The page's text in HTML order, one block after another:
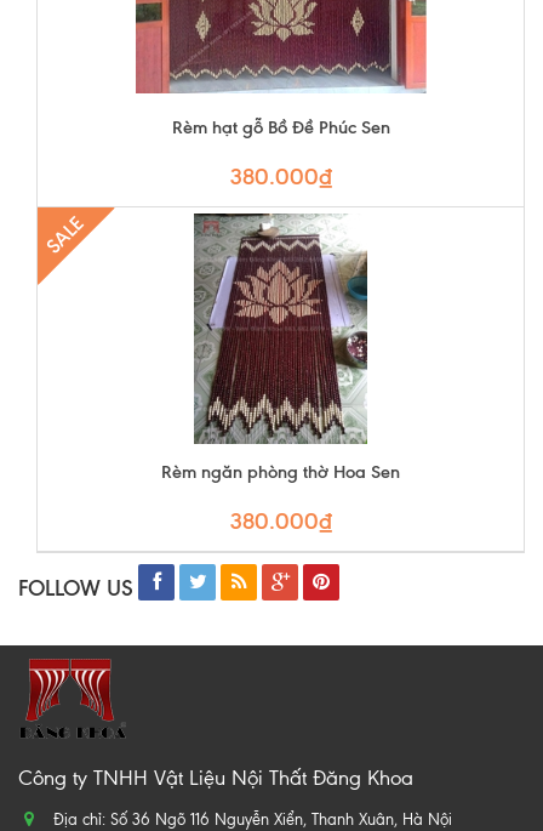
Rèm hạt gỗ Bồ Đề Phúc Sen
380.000₫
SALE
Rèm ngăn phòng thờ Hoa Sen
380.000₫
FOLLOW US
Công ty TNHH Vật Liệu Nội Thất Đăng Khoa
Địa chỉ: Số 36 Ngõ 116 Nguyễn Xiển, Thanh Xuân, Hà Nội